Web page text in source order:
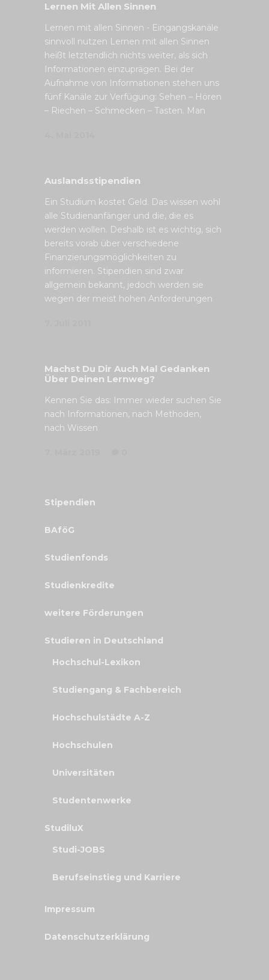
Lernen Mit Allen Sinnen
Lernen mit allen Sinnen - Eingangskanäle
sinnvoll nutzen Lernen mit allen Sinnen
heißt letztendlich nichts weiter, als sich
Informationen einzuprägen. Bei der
Aufnahme von Informationen stehen uns
fünf Kanäle zur Verfügung: Sehen – Hören
– Riechen – Schmecken – Tasten. Man
Auslandsstipendien
Ein Studium kostet Geld. Das wissen wohl
alle Studienanfänger und die, die es
werden wollen. Deshalb ist es wichtig, sich
bereits vorab über verschiedene
Finanzierungsmöglichkeiten zu
informieren. Stipendien sind zwar
allgemein bekannt, jedoch werden sie
wegen der meist hohen Anforderungen
Machst Du Dir Auch Mal Gedanken
Über Deinen Lernweg?
Kennen Sie das: Immer wieder suchen Sie
nach Informationen, nach Methoden,
nach Wissen
Stipendien
BAföG
Studienfonds
Studienkredite
weitere Förderungen
Studieren in Deutschland
Hochschul-Lexikon
Studiengang & Fachbereich
Hochschulstädte A-Z
Hochschulen
Universitäten
Studentenwerke
StudiluX
Studi-JOBS
Berufseinstieg und Karriere
Impressum
Datenschutzerklärung